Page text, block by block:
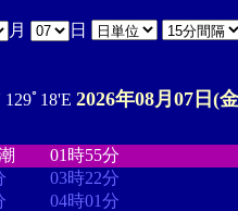
月 日
129ﾟ18'E 2026年08月07日(
01時55分
03時22分
04時01分